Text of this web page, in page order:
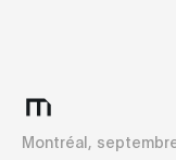
Montréal,